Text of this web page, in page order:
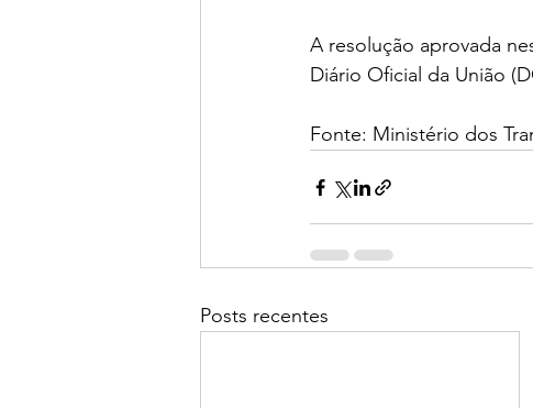
A resolução aprovada
Diário Oficial da União
Fonte: Ministério dos
Posts recentes